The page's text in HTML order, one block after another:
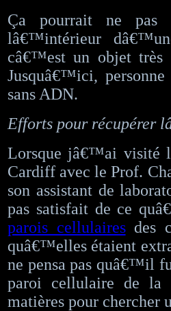
Ça pourrait ne pas
lâ€™intérieur
câ€™est un objet très
Jusquâ€™ici,
sans ADN.
Efforts pour récupérer
Lorsque jâ€™ai visité
Cardiff avec le Prof.
son assistant de
pas satisfait de ce
parois cellulairesdes
quâ€™elles étaient
ne pensa pas quâ€™il
paroi cellulaire de la
matières pour chercher